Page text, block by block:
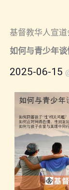
基督教华人宣道
如何与青少年谈
2025-06-15